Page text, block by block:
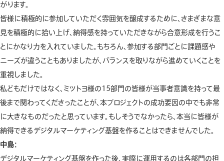
がります。
皆様に積極的に参加していただく雰囲気を醸成するために、さまざまな意
見を積極的に拾い上げ、納得感を持っていただきながら合意形成を行うこ
とにかなり力を入れていました。もちろん、参加する部門ごとに課題感や
ニーズが違うこともありましたが、バランスを取りながら進めていくことを
重視しました。
私どもだけではなく、ミツトヨ様の15部門の皆様が当事者意識を持って最
後まで関わってくださったことが、本プロジェクトの成功要因の中でも非常
に大きなものだったと思っています。もしそうでなかったら、本当に皆様が
納得できるデジタルマーケティング基盤を作ることはできませんでした。
中島：
デジタルマーケティング基盤を作った後、実際に運用するのは各部門の担